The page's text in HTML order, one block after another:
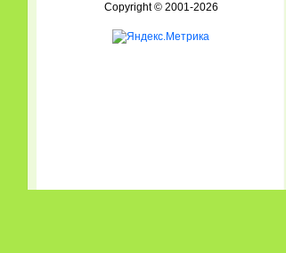
Copyright © 2001-2026